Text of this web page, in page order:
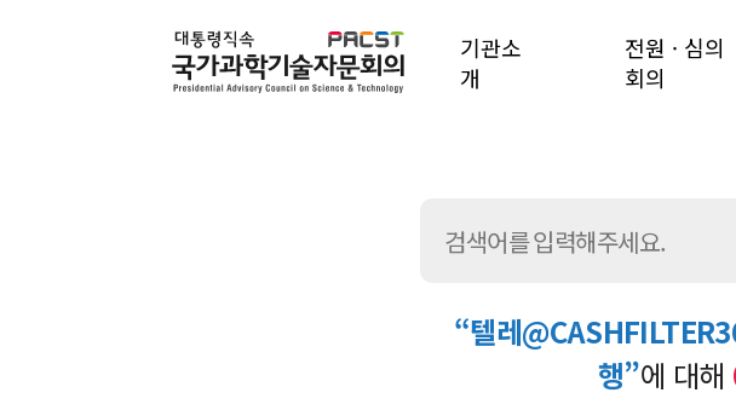
기관소
개
전원 · 심의
회의
“텔레
행”에 대해